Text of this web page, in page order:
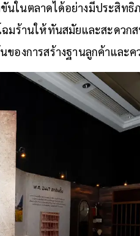
ในตลาดได้อย่างมีประสิทธิ
มร้านให้ทันสมัยและสะดวก
องการสร้างฐานลูกค้าและ